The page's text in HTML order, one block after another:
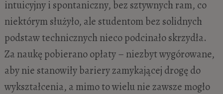
intuicyjny i spontaniczny, bez sztywnych ram, co
niektórym służyło, ale studentom bez solidnych
podstaw technicznych nieco podcinało skrzydła.
Za naukę pobierano opłaty – niezbyt wygórowane,
aby nie stanowiły bariery zamykającej drogę do
wykształcenia, a mimo to wielu nie zawsze mogło